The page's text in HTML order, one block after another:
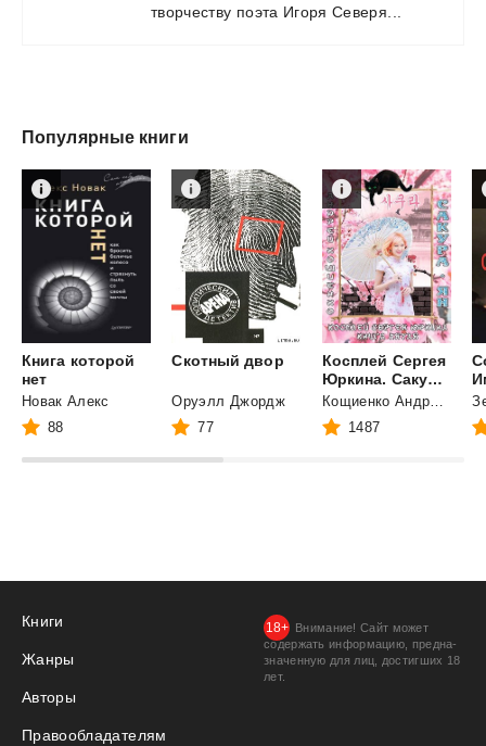
творчеству поэта Игоря Северя...
Популярные книги
Книга которой
нет
Новак Алекс
88
Скотный двор
Оруэлл Джордж
77
Косплей Сергея
Юркина. Сакура-ян.
1487
Книги
Жанры
Авторы
Правообладателям
Внимание! Сайт может
содержать информацию, предна­
значенную для лиц, дости­гших 18
лет.